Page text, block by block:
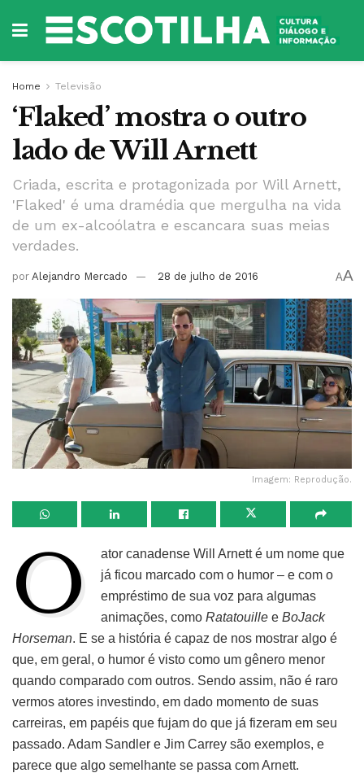
Home Televisão
‘Flaked’ mostra o outro
lado de Will Arnett
Criada, escrita e protagonizada por Will Arnett,
'Flaked' é uma dramédia que mergulha na vida
de um ex-alcoólatra e escancara suas meias
verdades.
por Alejandro Mercado 28 de julho de 2016 AA
Imagem: Reprodução.
O
ator canadense Will Arnett é um nome que
já ficou marcado com o humor – e com o
empréstimo de sua voz para algumas
animações, comoRatatouille eBoJack
Horseman. E se a história é capaz de nos mostrar algo é
que, em geral, o humor é visto como um gênero menor
quando comparado com outros. Sendo assim, não é raro
vermos atores investindo, em dado momento de suas
carreiras, em papéis que fujam do que já fizeram em seu
passado. Adam Sandler e Jim Carrey são exemplos, e
parece que algo semelhante se passa com Arnett.